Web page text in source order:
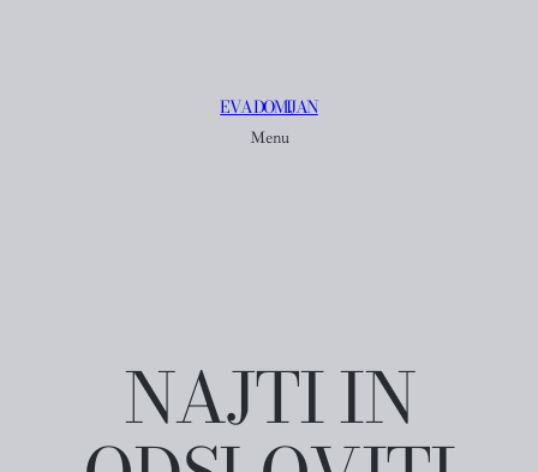
EVA DOMIJAN
Menu
NAJTI IN